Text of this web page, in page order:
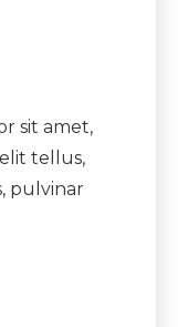
sit amet,
tellus,
pulvinar